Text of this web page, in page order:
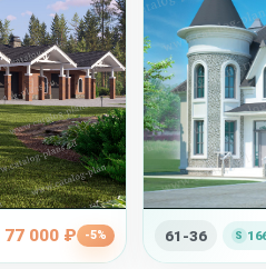
77 000 ₽ -5% 61-36